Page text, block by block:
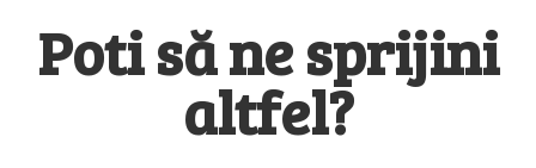
Poti să ne sprijini
altfel?